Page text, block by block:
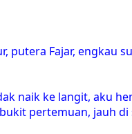
putera Fajar, engkau
naik ke langit, aku
pertemuan, jauh di